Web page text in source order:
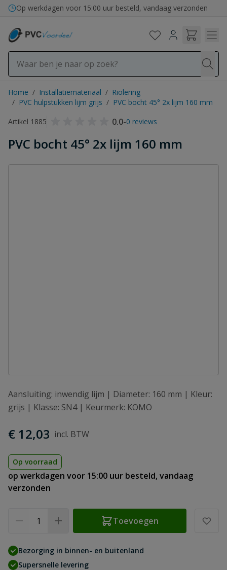
Ga naar de inhoud
Op werkdagen voor 15:00 uur besteld, vandaag verzonden
Home / Installatiemateriaal / Riolering
/ PVC hulpstukken lijm grijs / PVC bocht 45° 2x lijm 160 mm
Artikel 1885
0.0-0 reviews
PVC bocht 45° 2x lijm 160 mm
Aansluiting: inwendig lijm | Diameter: 160 mm | Kleur:
grijs | Klasse: SN4 | Keurmerk: KOMO
€ 12,03
Op voorraad
op werkdagen voor 15:00 uur besteld, vandaag
verzonden
Toevoegen
Bezorging in binnen- en buitenland
Supersnelle levering